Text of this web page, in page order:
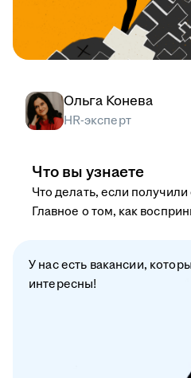
Ольга Конева
HR-эксперт
Что вы узнаете
Что делать, если получили
Главное о том, как
У нас есть вакансии,
интересны!